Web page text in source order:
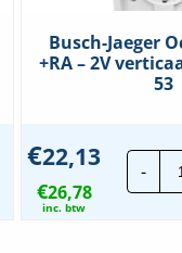
Busch-Jaeger
+RA – 2V
53
€22,13
€26,78
inc. btw
-